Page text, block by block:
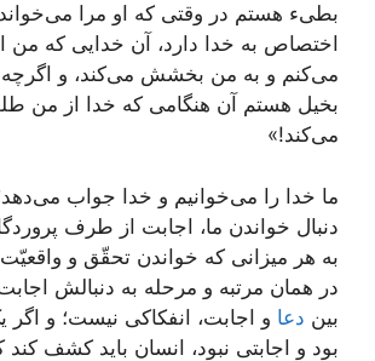
بطیء هستم در وقتی که او مرا
اختصاص به خدا دارد، آن خدایی که من
می‌کنم و به من بخشش می‌کند، و
بخیل هستم آن هنگامی که خدا از من
می‌کند!»
ما خدا را می‌خوانیم و خدا جواب
دنبال خواندن ما، اجابت از طرف
به هر میزانی که خواندن تحقّق و
در همان مرتبه و مرحله به دنبالش
بین دعا و اجابت، انفکاکی نیست؛ و اگر
بود و اجابتی نبود، انسان باید کشف کند